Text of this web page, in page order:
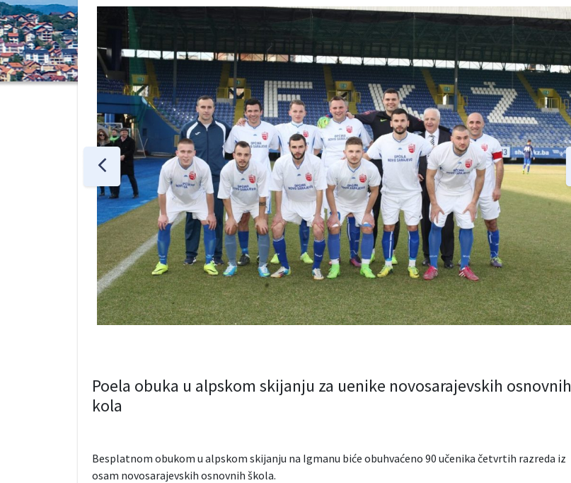
Poela obuka u alpskom skijanju za uenike novosarajevskih osnovnih
kola
Besplatnom obukom u alpskom skijanju na Igmanu biće obuhvaćeno 90 učenika četvrtih razreda iz
osam novosarajevskih osnovnih škola.